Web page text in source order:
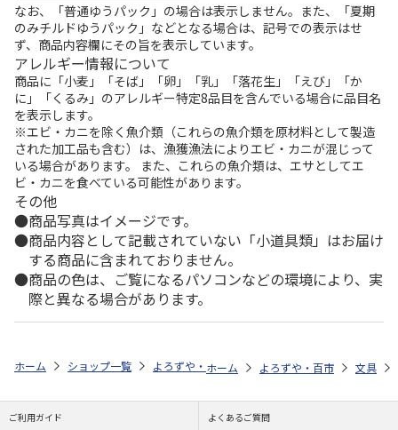
なお、「普通ゆうパック」の場合は表示しません。また、「夏期
のみチルドゆうパック」などとなる場合は、記号での表示はせ
ず、商品内容欄にその旨を表示しています。
アレルギー情報について
商品に「小麦」「そば」「卵」「乳」「落花生」「えび」「か
に」「くるみ」のアレルギー特定8品目を含んでいる場合に品目名
を表示します。
※エビ・カニを除く魚介類（これらの魚介類を原材料として製造
された加工品も含む）は、漁獲漁法によりエビ・カニが混じって
いる場合があります。 また、これらの魚介類は、エサとしてエ
ビ・カニを食べている可能性があります。
その他
商品写真はイメージです。
商品内容として記載されていない「小道具類」はお届け
する商品に含まれておりません。
商品の色は、ご覧になるパソコンなどの環境により、実
際と異なる場合があります。
ホーム ショップ一覧 よろずや・百市 風景印帳（ジャバラ・スタン
ホーム よろずや・百市 文具
ご利用ガイド よくあるご質問